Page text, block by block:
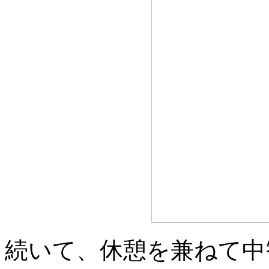
続いて、休憩を兼ねて